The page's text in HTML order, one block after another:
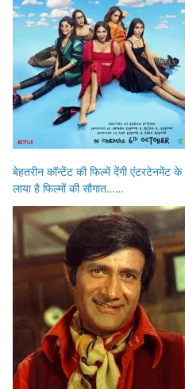
बेहतरीन कॉन्टेंट की फिल्में देंगी एंटरटेनमेंट
लाया है फिल्मों की सौगात……